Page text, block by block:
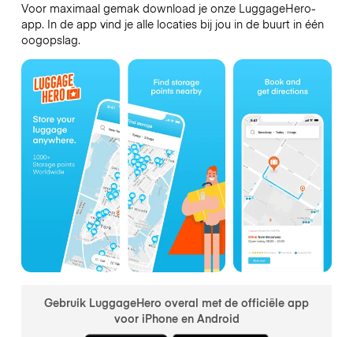
Voor maximaal gemak download je onze LuggageHero-
app. In de app vind je alle locaties bij jou in de buurt in één
oogopslag.
Gebruik LuggageHero overal met de officiële app
voor iPhone en Android